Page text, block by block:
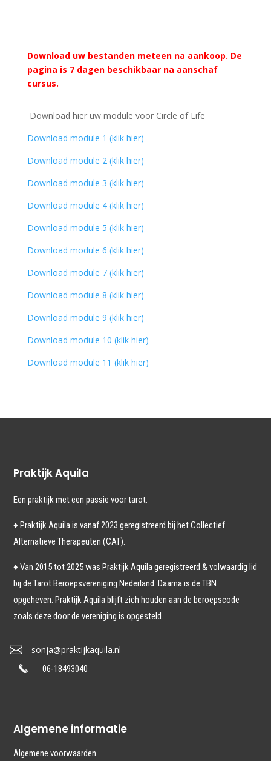
Download uw bestanden meteen na aankoop. De
pagina is 7 dagen beschikbaar na aanschaf
cursus.
Download hier uw module voor Circle of Life
Download module 1 (klik hier)
Download module 2 (klik hier)
Download module 3 (klik hier)
Download module 4 (klik hier)
Download module 5 (klik hier)
Download module 6 (klik hier)
Download module 7 (klik hier)
Download module 8 (klik hier)
Download module 9 (klik hier)
Download module 10 (klik hier)
Download module 11 (klik hier)
Praktijk Aquila
Een praktijk met een passie voor tarot.
♦ Praktijk Aquila is vanaf 2023geregistreerd bij het Collectief
Alternatieve Therapeuten (CAT).
♦ Van 2015 tot 2025 was Praktijk Aquila geregistreerd & volwaardig lid
bij de Tarot Beroepsvereniging Nederland. Daarna is de TBN
opgeheven. Praktijk Aquila blijft zich houden aan de beroepscode
zoals deze door de vereniging is opgesteld.
 sonja@praktijkaquila.nl
06-18493040
Algemene informatie
Algemene voorwaarden